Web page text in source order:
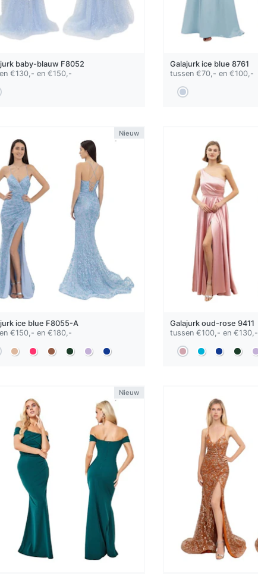
baby-blauw F8052
€130,- en €150,-
Galajurk ice blue 8761
tussen €70,- en €100,-
Nieuw
ice blue F8055-A
€150,- en €180,-
Galajurkoud-rose 9411
tussen €100,- en €130,-
Nieuw